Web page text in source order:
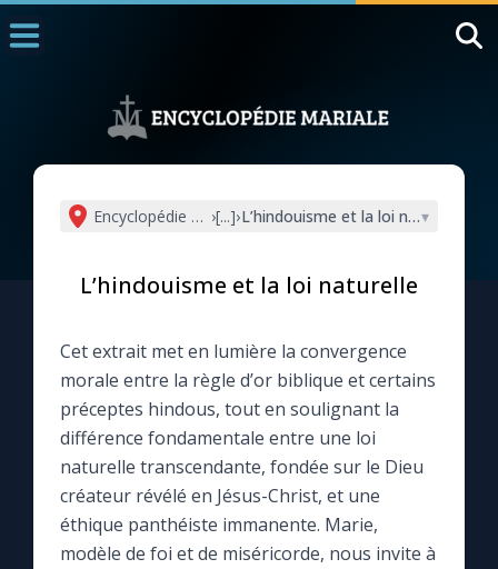
L'actualité de la semaine
La chaîne Youtube
La newsletter
La vidéo de la semaine
Le compte Tiktok
Encyclopédie mariale
›[...]›L’hindouisme et la loi naturelle
▾
L’hindouisme et la loi naturelle
Cet extrait met en lumière la convergence
morale entre la règle d’or biblique et certains
préceptes hindous, tout en soulignant la
différence fondamentale entre une loi
naturelle transcendante, fondée sur le Dieu
créateur révélé en Jésus-Christ, et une
éthique panthéiste immanente. Marie,
modèle de foi et de miséricorde, nous invite à